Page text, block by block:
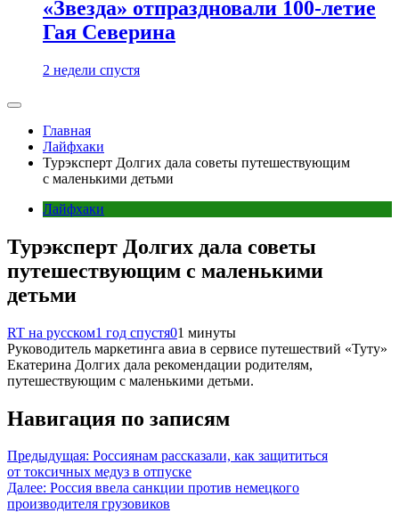
«Звезда» отпраздновали 100-летие
Гая Северина
2 недели спустя
Главная
Лайфхаки
Турэксперт Долгих дала советы путешествующим
с маленькими детьми
Лайфхаки
Турэксперт Долгих дала советы
путешествующим с маленькими
детьми
RT на русском1 год спустя01 минуты
Руководитель маркетинга авиа в сервисе путешествий «Туту»
Екатерина Долгих дала рекомендации родителям,
путешествующим с маленькими детьми.
Навигация по записям
Предыдущая: Россиянам рассказали, как защититься
от токсичных медуз в отпуске
Далее: Россия ввела санкции против немецкого
производителя грузовиков